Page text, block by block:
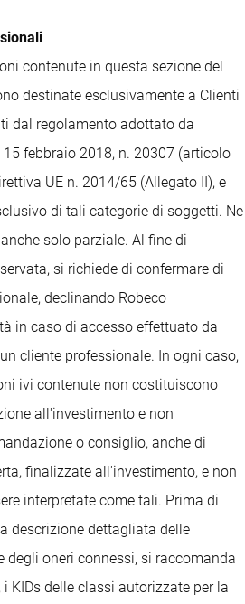
contenute in questa sezione del
destinate esclusivamente a Clienti
dal regolamento adottato da
15 febbraio 2018, n. 20307 (articolo
UE n. 2014/65 (Allegato II), e
di tali categorie di soggetti. Ne
solo parziale. Al fine di
si richiede di confermare di
declinando Robeco
in caso di accesso effettuato da
cliente professionale. In ogni caso,
ivi contenute non costituiscono
all'investimento e non
o consiglio, anche di
finalizzate all'investimento, e non
interpretate come tali. Prima di
descrizione dettagliata delle
degli oneri connessi, si raccomanda
KIDs delle classi autorizzate per la